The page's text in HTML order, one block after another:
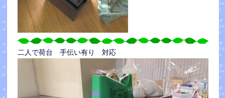
二人で荷台 手伝い有り 対応